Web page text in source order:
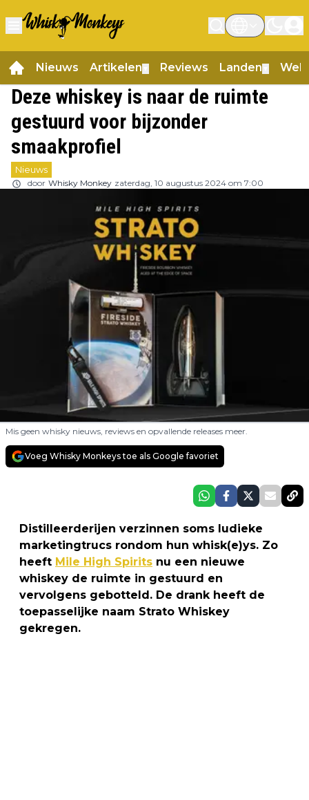
Nieuws Artikelen Reviews Landen
Deze whiskey is naar de ruimte
gestuurd voor bijzonder
smaakprofiel
Nieuws
door Whisky Monkey zaterdag, 10 augustus 2024 om 7:00
Mis geen whisky nieuws, reviews en opvallende releases meer.
Voeg Whisky Monkeys toe als Google favoriet
Distilleerderijen verzinnen soms ludieke
marketingtrucs rondom hun whisk(e)ys. Zo
heeft Mile High Spirits nu een nieuwe
whiskey de ruimte in gestuurd en
vervolgens gebotteld. De drank heeft de
toepasselijke naam Strato Whiskey
gekregen.